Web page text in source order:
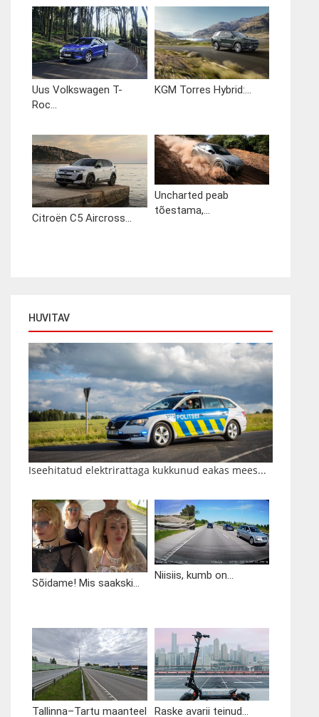
Uus Volkswagen T-
Roc...
KGM Torres Hybrid:...
Citroën C5 Aircross...
Uncharted peab
tõestama,...
HUVITAV
Iseehitatud elektrirattaga kukkunud eakas mees...
Sõidame! Mis saakski...
Niisiis, kumb on...
Tallinna–Tartu maanteel Raske avarii teinud...